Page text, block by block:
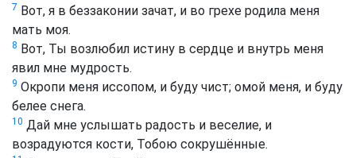
7 Вот, я в беззаконии зачат, и во грехе родила меня
мать моя.
8 Вот, Ты возлюбил истину в сердце и внутрь меня
явил мне мудрость.
9 Окропи меня иссопом, и буду чист; омой меня, и буду
белее снега.
10 Дай мне услышать радость и веселие, и
возрадуются кости, Тобою сокрушённые.